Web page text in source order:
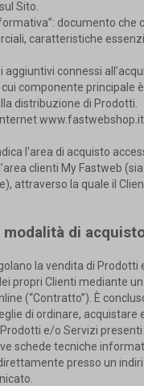
Sito.
documento che
caratteristiche
aggiuntivi connessi
componente principale
distribuzione di Prodotti.
l'area di acquisto
clienti My Fastweb
attraverso la quale il
modalità di
la vendita di
propri Clienti mediante
(“Contratto”). È
di ordinare, acquistare
e/o Servizi
schede tecniche
presso un